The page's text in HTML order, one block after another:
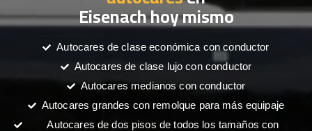
Eisenach hoy mismo
Autocares de clase económica con conductor
Autocares de clase lujo con conductor
Autocares medianos con conductor
Autocares grandes con remolque para más equipaje
Autocares de dos pisos de todos los tamaños con